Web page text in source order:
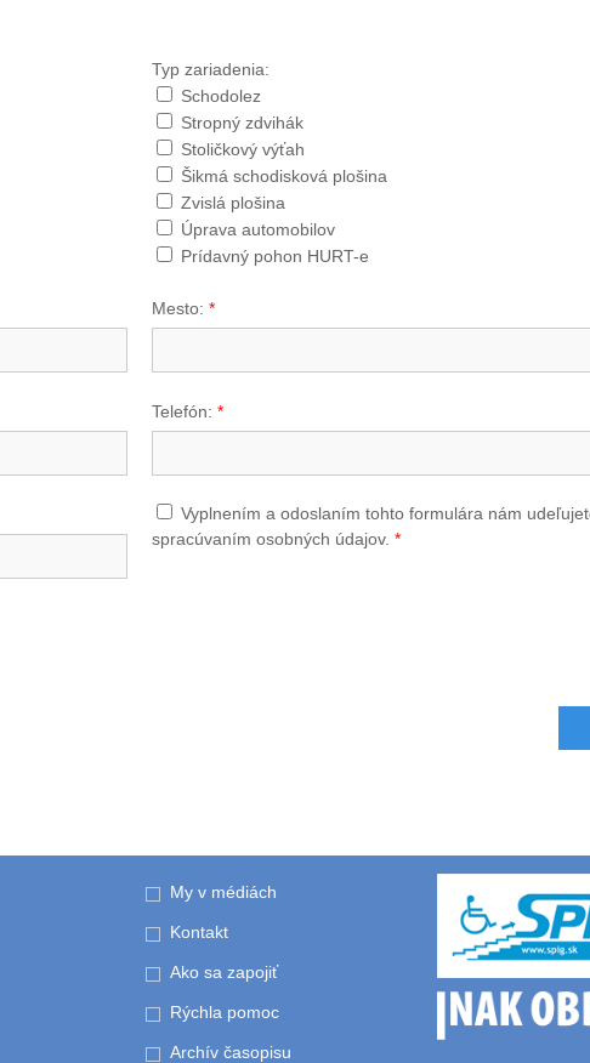
Typ zariadenia:
Schodolez
Stropný zdvihák
Stoličkový výťah
Šikmá schodisková plošina
Zvislá plošina
Úprava automobilov
Prídavný pohon HURT-e
Mesto: *
Telefón: *
Vyplnením a odoslaním tohto formulára nám
spracúvaním osobných údajov. *
My v médiách
Kontakt
Ako sa zapojiť
Rýchla pomoc
Archív časopisu